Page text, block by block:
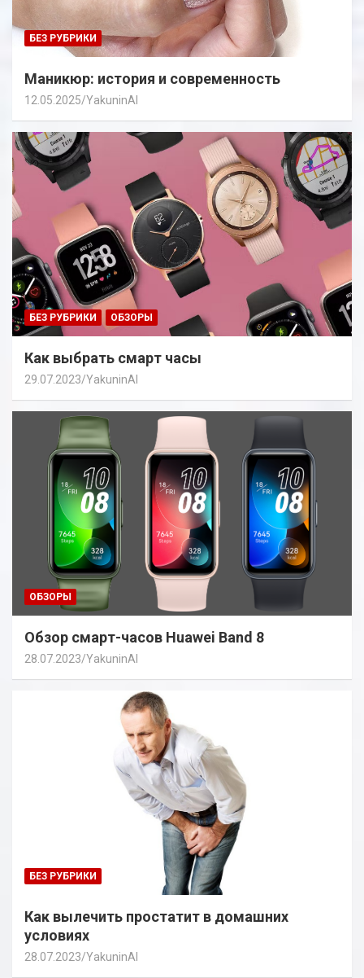
БЕЗ РУБРИКИ
Маникюр: история и современность
12.05.2025 YakuninAI
БЕЗ РУБРИКИ ОБЗОРЫ
Как выбрать смарт часы
29.07.2023 YakuninAI
ОБЗОРЫ
Обзор смарт-часов Huawei Band 8
28.07.2023 YakuninAI
БЕЗ РУБРИКИ
Как вылечить простатит в домашних
условиях
28.07.2023 YakuninAI